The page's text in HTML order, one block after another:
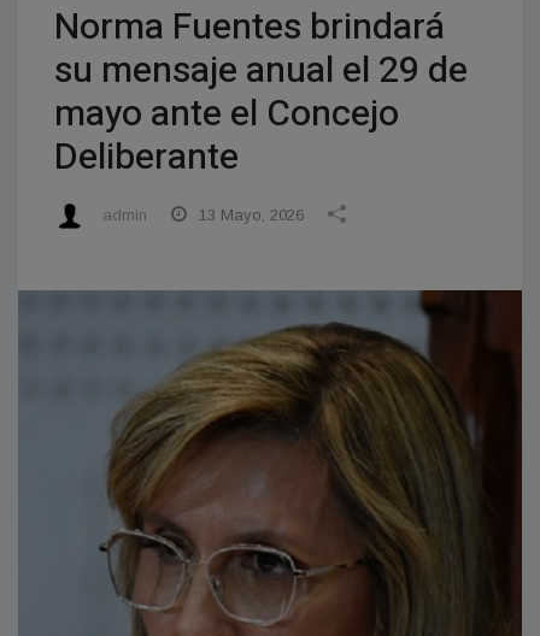
Norma Fuentes brindará
su mensaje anual el 29 de
mayo ante el Concejo
Deliberante
admin 13 Mayo, 2026